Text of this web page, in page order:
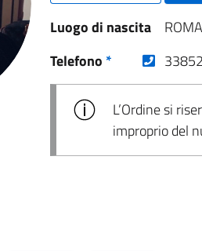
Luogo di nascita
ROMA
Telefono * (nuova
L’Ordine si
improprio del